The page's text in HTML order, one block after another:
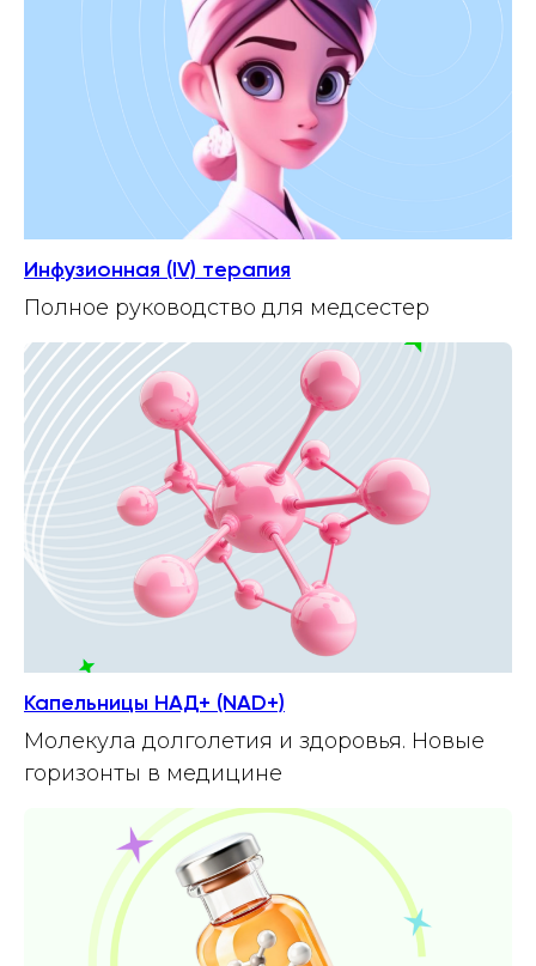
Инфузионная (IV) терапия
Полное руководство для медсестер
Капельницы НАД+ (NAD+)
Молекула долголетия и здоровья. Новые
горизонты в медицине